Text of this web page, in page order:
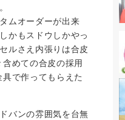
ムオーダーが出来
かもスドウしかやっ
ルさえ内張りは合皮
めての合皮の採用
で作ってもらえた
バンの雰囲気を台無